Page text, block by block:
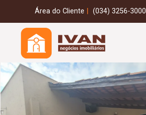
Área do Cliente (034) 3256-3000